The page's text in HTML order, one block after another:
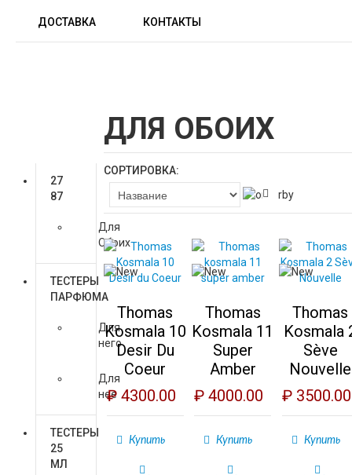
ДОСТАВКА КОНТАКТЫ
27
87
Для
Обоих
ТЕСТЕРЫ
ПАРФЮМА
Для
него
Для
нее
ТЕСТЕРЫ
25
МЛ
ДЛЯ ОБОИХ
СОРТИРОВКА:
Thomas
Kosmala 10
Desir Du
Coeur
₽ 4300.00
Купить
Thomas
Kosmala 11
Super
Amber
₽ 4000.00
Купить
Thomas
Kosmala
Sève
Nouvelle
₽ 3500.00
Купить